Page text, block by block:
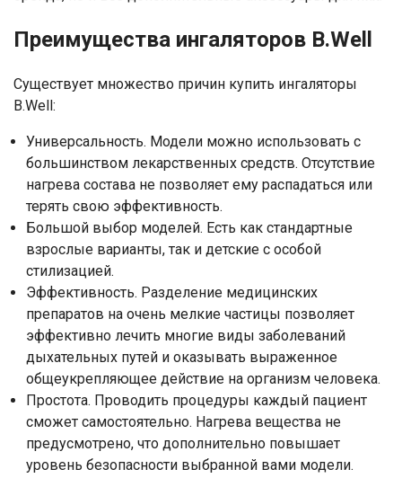
Преимущества ингаляторов B.Well
Существует множество причин купить ингаляторы
B.Well:
Универсальность. Модели можно использовать с
большинством лекарственных средств. Отсутствие
нагрева состава не позволяет ему распадаться или
терять свою эффективность.
Большой выбор моделей. Есть как стандартные
взрослые варианты, так и детские с особой
стилизацией.
Эффективность. Разделение медицинских
препаратов на очень мелкие частицы позволяет
эффективно лечить многие виды заболеваний
дыхательных путей и оказывать выраженное
общеукрепляющее действие на организм человека.
Простота. Проводить процедуры каждый пациент
сможет самостоятельно. Нагрева вещества не
предусмотрено, что дополнительно повышает
уровень безопасности выбранной вами модели.